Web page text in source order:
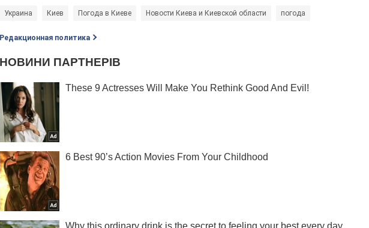
Украина Киев Погода в Киеве Новости Киева и Киевской области погода
Редакционная политика